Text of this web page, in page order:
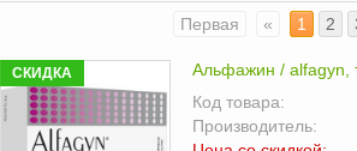
Первая
« 1 2
СКИДКА
Альфажин / alfagyn,
Код товара:
Производитель: